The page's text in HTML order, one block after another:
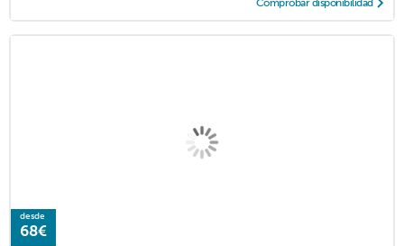
Comprobar disponibilidad
desde
68€